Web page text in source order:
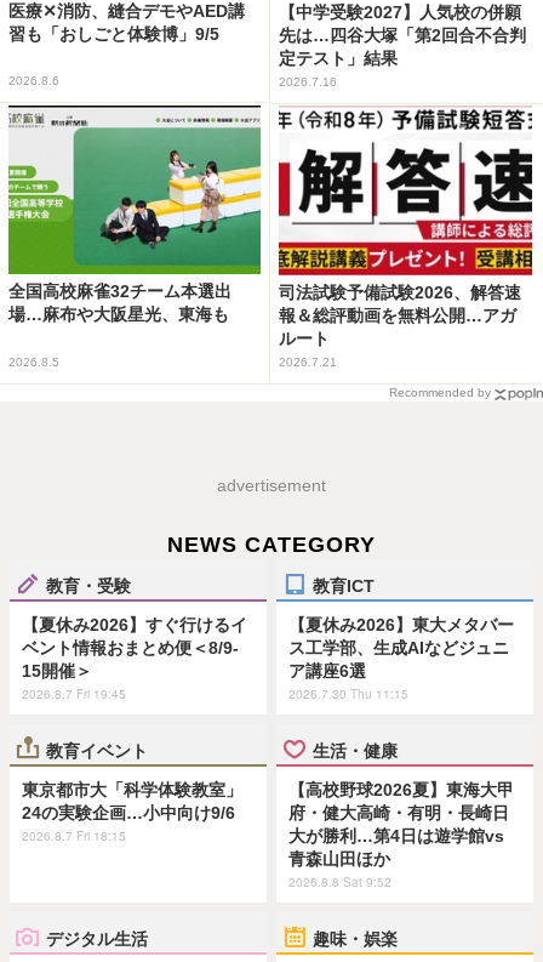
医療✕消防、縫合デモやAED講
習も「おしごと体験博」9/5
2026.8.6
【中学受験2027】人気校の併願
先は…四谷大塚「第2回合不合判
定テスト」結果
2026.7.16
全国高校麻雀32チーム本選出
場…麻布や大阪星光、東海も
2026.8.5
司法試験予備試験2026、解答速
報＆総評動画を無料公開…アガ
ルート
2026.7.21
Recommended by
advertisement
NEWS CATEGORY
教育・受験
【夏休み2026】すぐ行けるイ
ベント情報おまとめ便＜8/9-
15開催＞
2026.8.7 Fri 19:45
教育ICT
【夏休み2026】東大メタバー
ス工学部、生成AIなどジュニ
ア講座6選
2026.7.30 Thu 11:15
教育イベント
東京都市大「科学体験教室」
24の実験企画…小中向け9/6
2026.8.7 Fri 18:15
生活・健康
【高校野球2026夏】東海大甲
府・健大高崎・有明・長崎日
大が勝利…第4日は遊学館vs
青森山田ほか
2026.8.8 Sat 9:52
デジタル生活 趣味・娯楽